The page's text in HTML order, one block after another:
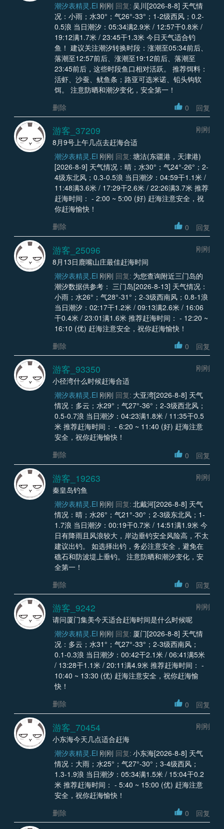
潮汐表精灵.EI 刚刚 回复: 吴川[2026-8-8] 天气情
况：小雨；水30°；气26°-33°；1-2级西风；0.2-
0.5浪 当日潮汐：05:34满2.9米 / 12:57干0.8米 /
19:12满1.7米 / 23:45干1.3米 今日天气适合钓
鱼！ 建议关注潮汐转换时段：涨潮至05:34前后、
落潮至12:57前后、涨潮至19:12前后、落潮至
23:45前后，这些时段鱼口相对活跃。 推荐饵料：
活虾、沙蚕、鱿鱼条；路亚可选米诺、铅头钩软
饵。 注意防晒和潮汐变化，安全第一！
删除
0 回复
游客_37209
刚刚
8月9号上午几点去赶海合适
潮汐表精灵.EI 刚刚 回复: 塘沽(东疆港，天津港)
[2026-8-9] 天气情况：晴；水30°；气24°-26°；2-
4级东北风；0.3-0.5浪 当日潮汐：04:59干1.1米 /
11:48满3.6米 / 17:29干2.6米 / 22:26满3.7米 推荐
赶海时间： - 2:00 ~ 5:00 (好) 赶海注意安全，祝
你赶海愉快！
删除
0 回复
游客_25096
刚刚
8月13日鹿嘴山庄最佳赶海时间
潮汐表精灵.EI 刚刚 回复: 为您查询附近三门岛的
潮汐数据供参考： 三门岛[2026-8-13] 天气情况：
小雨；水26°；气28°-31°；2-3级西南风；0.8-1浪
当日潮汐：02:17干1.2米 / 09:13满2.6米 / 16:06
干0.4米 / 23:01满1.6米 推荐赶海时间： - 12:20 ~
16:10 (优) 赶海注意安全，祝你赶海愉快！
删除
0 回复
游客_93350
刚刚
小径湾什么时候赶海合适
潮汐表精灵.EI 刚刚 回复: 大亚湾[2026-8-8] 天气
情况：多云；水29°；气27°-36°；2-3级西北风；
0.5-0.7浪 当日潮汐：04:23满1.8米 / 11:35干0.5
米 推荐赶海时间： - 6:20 ~ 11:40 (好) 赶海注意
安全，祝你赶海愉快！
删除
0 回复
游客_19263
刚刚
秦皇岛钓鱼
潮汐表精灵.EI 刚刚 回复: 北戴河[2026-8-8] 天气
情况：晴；水26°；气21°-30°；2-3级东北风；1-
1.7浪 当日潮汐：00:19干0.7米 / 14:51满1.9米 今
日有降雨且风浪较大，岸边垂钓安全风险高，不太
建议出钓。 如选择出钓，务必注意安全，避免在
礁石和防波堤上垂钓。 注意防晒和潮汐变化，安
全第一！
删除
0 回复
游客_9242
刚刚
请问厦门集美今天适合赶海时间是什么时候呢
潮汐表精灵.EI 刚刚 回复: 厦门[2026-8-8] 天气情
况：多云；水31°；气27°-33°；2-3级西南风；
0.1-0.3浪 当日潮汐：00:42干2.1米 / 06:41满5米
/ 13:28干1.1米 / 20:11满4.9米 推荐赶海时间： -
10:40 ~ 13:30 (优) 赶海注意安全，祝你赶海愉
快！
删除
0 回复
游客_70454
刚刚
小东海今天几点适合赶海
潮汐表精灵.EI 刚刚 回复: 小东海[2026-8-8] 天气
情况：大雨；水25°；气27°-30°；3-4级西风；
1.3-1.9浪 当日潮汐：05:34满1.5米 / 15:04干0.2
米 推荐赶海时间： - 5:40 ~ 15:00 (优) 赶海注意
安全，祝你赶海愉快！
删除
0 回复